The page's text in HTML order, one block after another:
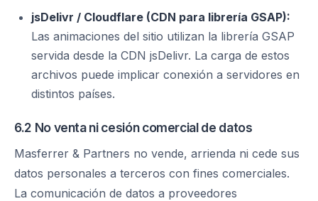
jsDelivr / Cloudflare (CDN para librería GSAP):
Las animaciones del sitio utilizan la librería GSAP
servida desde la CDN jsDelivr. La carga de estos
archivos puede implicar conexión a servidores en
distintos países.
6.2 No venta ni cesión comercial de datos
Masferrer & Partners no vende, arrienda ni cede sus
datos personales a terceros con fines comerciales.
La comunicación de datos a proveedores